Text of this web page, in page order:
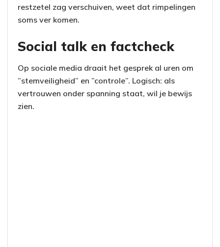
restzetel zag verschuiven, weet dat rimpelingen
soms ver komen.
Social talk en factcheck
Op sociale media draait het gesprek al uren om
”stemveiligheid” en ”controle”. Logisch: als
vertrouwen onder spanning staat, wil je bewijs
zien.